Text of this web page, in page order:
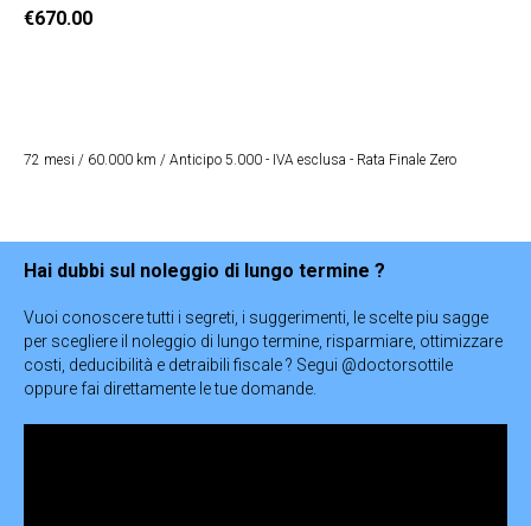
€670.00
72 mesi / 60.000 km / Anticipo 5.000 - IVA esclusa - Rata Finale Zero
Hai dubbi sul noleggio di lungo termine ?
Vuoi conoscere tutti i segreti, i suggerimenti, le scelte piu sagge
per scegliere il noleggio di lungo termine, risparmiare, ottimizzare
costi, deducibilità e detraibili fiscale ? Segui @doctorsottile
oppure fai direttamente le tue domande.